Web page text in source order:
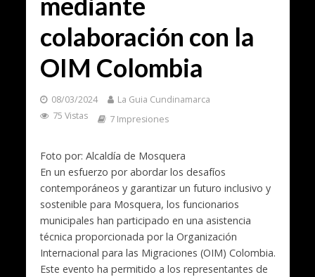
mediante
colaboración con la
OIM Colombia
08/03/2024
La Guia Cundinamarca
75 Vistas
7 Impresiones
Foto por: Alcaldía de Mosquera
En un esfuerzo por abordar los desafíos
contemporáneos y garantizar un futuro inclusivo y
sostenible para Mosquera, los funcionarios
municipales han participado en una asistencia
técnica proporcionada por la Organización
Internacional para las Migraciones (OIM) Colombia.
Este evento ha permitido a los representantes de